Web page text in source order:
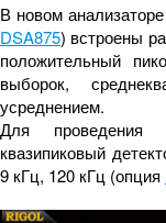
В новом
DSA875) встроены
положительный
выборок,
усреднением.
Для проведения
квазипиковый
9 кГц, 120 кГц (опция